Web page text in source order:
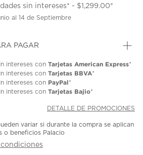
sin intereses* - $1,299.00*
al 14 de Septiembre
PAGAR
intereses con Tarjetas American Express*
intereses con Tarjetas BBVA*
intereses con PayPal*
intereses con Tarjetas Bajio*
DETALLE DE PROMOCIONES
variar si durante la compra se aplican
o beneficios Palacio